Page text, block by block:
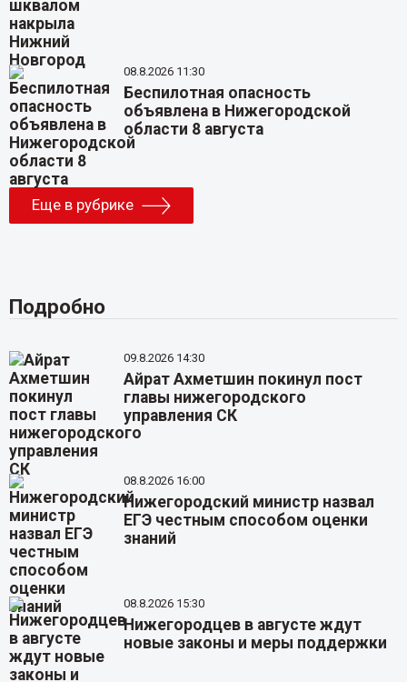
08.8.2026 11:30
Беспилотная опасность
объявлена в Нижегородской
области 8 августа
Еще в рубрике
Подробно
09.8.2026 14:30
Айрат Ахметшин покинул пост
главы нижегородского
управления СК
08.8.2026 16:00
Нижегородский министр назвал
ЕГЭ честным способом оценки
знаний
08.8.2026 15:30
Нижегородцев в августе ждут
новые законы и меры поддержки